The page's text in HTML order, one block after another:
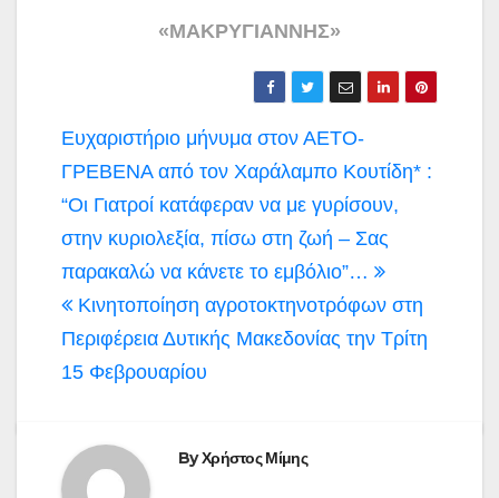
«ΜΑΚΡΥΓΙΑΝΝΗΣ»
Πλοήγηση
άρθρων
Ευχαριστήριο μήνυμα στον ΑΕΤΟ-
ΓΡΕΒΕΝΑ από τον Χαράλαμπο Κουτίδη* :
“Οι Γιατροί κατάφεραν να με γυρίσουν,
στην κυριολεξία, πίσω στη ζωή – Σας
παρακαλώ να κάνετε το εμβόλιο”…
Κινητοποίηση αγροτοκτηνοτρόφων στη
Περιφέρεια Δυτικής Μακεδονίας την Τρίτη
15 Φεβρουαρίου
ByΧρήστος Μίμης